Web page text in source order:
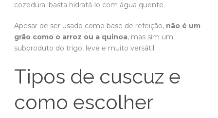
cozedura: basta hidratá-lo com água quente.
Apesar de ser usado como base de refeição, não é um
grão como o arroz ou a quinoa, mas sim um
subproduto do trigo, leve e muito versátil.
Tipos de cuscuz e
como escolher